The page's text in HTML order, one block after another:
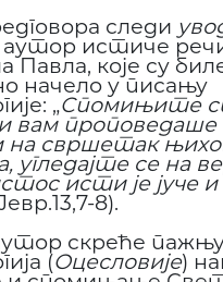
следи
истиче
Павла, које су
начело у писању
„Спомињите
вам
на свршетак
се на
исти је јуче
8).
скреће пажњу
(Оцесловије)